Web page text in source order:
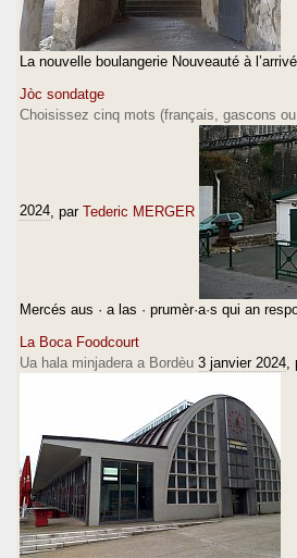
La nouvelle boulangerie Nouveauté à
Jòc sondatge
Choisissez cinq mots (français, gascons
2024 , par Tederic MERGER
Mercés aus · a las · prumèr·a·s qui an
La Boca Foodcourt
Ua hala minjadera a Bordèu 3 janvier 2024